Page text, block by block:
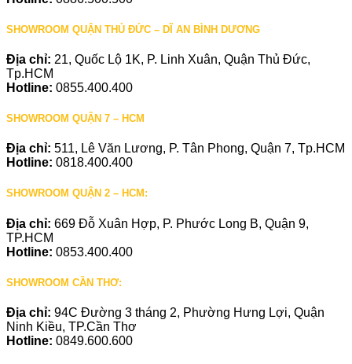
SHOWROOM QUẬN THỦ ĐỨC – DĨ AN BÌNH DƯƠNG
Địa chỉ: 21, Quốc Lộ 1K, P. Linh Xuân, Quận Thủ Đức,
Tp.HCM
Hotline: 0855.400.400
SHOWROOM QUẬN 7 – HCM
Địa chỉ: 511, Lê Văn Lương, P. Tân Phong, Quận 7, Tp.HCM
Hotline: 0818.400.400
SHOWROOM QUẬN 2 – HCM:
Địa chỉ: 669 Đỗ Xuân Hợp, P. Phước Long B, Quận 9,
TP.HCM
Hotline: 0853.400.400
SHOWROOM CẦN THƠ:
Địa chỉ: 94C Đường 3 tháng 2, Phường Hưng Lợi, Quận
Ninh Kiều, TP.Cần Thơ
Hotline: 0849.600.600